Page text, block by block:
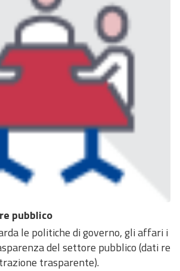
pubblico
le politiche di governo, gli affari i
del settore pubblico (dati re
trasparente).